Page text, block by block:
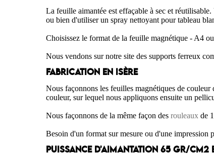
La feuille aimantée est effaçable à sec et
ou bien d'utiliser un spray nettoyant pour tableau
Choisissez le format de la feuille magnétique - A4
Nous vendons sur notre site des supports ferreux
FABRICATION EN ISÈRE
Nous façonnons les feuilles magnétiques de
couleur, sur lequel nous appliquons ensuite un
Nous façonnons de la même façon desrouleaux de
Besoin d'un format sur mesure ou d'une impression
PUISSANCE D'AIMANTATION 65 GR/CM2